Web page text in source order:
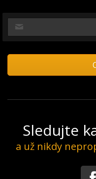
Sledujte
a už nikdy